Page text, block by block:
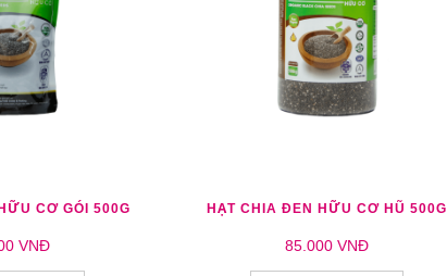
THÊM SO SÁNH
CƠ GÓI 500G
VNĐ
THÊM SO SÁNH
HẠT CHIA ĐEN HỮU CƠ HŨ 500G
85.000 VNĐ